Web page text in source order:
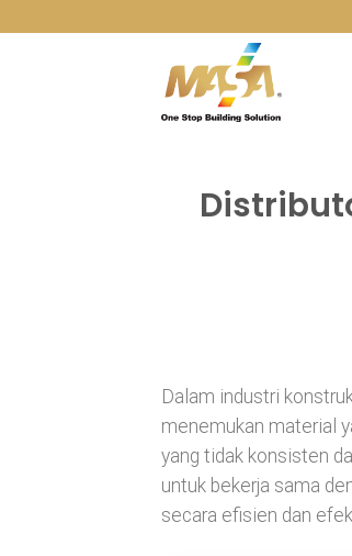
Dalam industri
menemukan material
yang tidak konsisten
untuk bekerja sama
secara efisien dan